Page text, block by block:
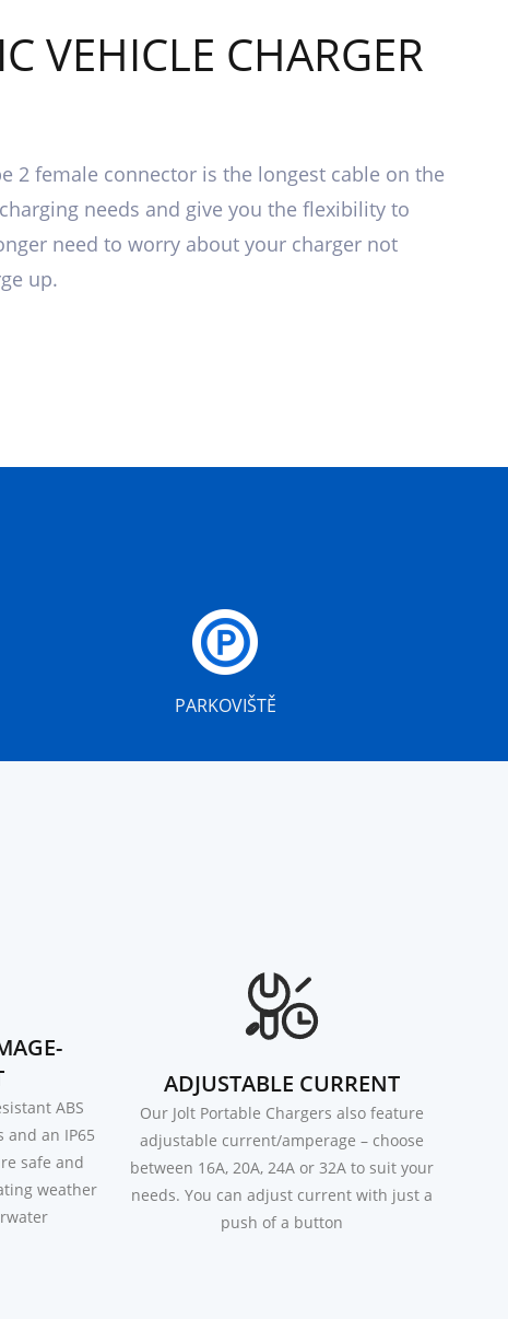
VEHICLE CHARGER
2 female connector is the longest cable on the
needs and give you the flexibility to
need to worry about your charger not
up.
PARKOVIŠTĚ
ABS
and an IP65
safe and
weather
ADJUSTABLE CURRENT
Our Jolt Portable Chargers also feature
adjustable current/amperage – choose
between 16A, 20A, 24A or 32A to suit your
needs. You can adjust current with just a
push of a button